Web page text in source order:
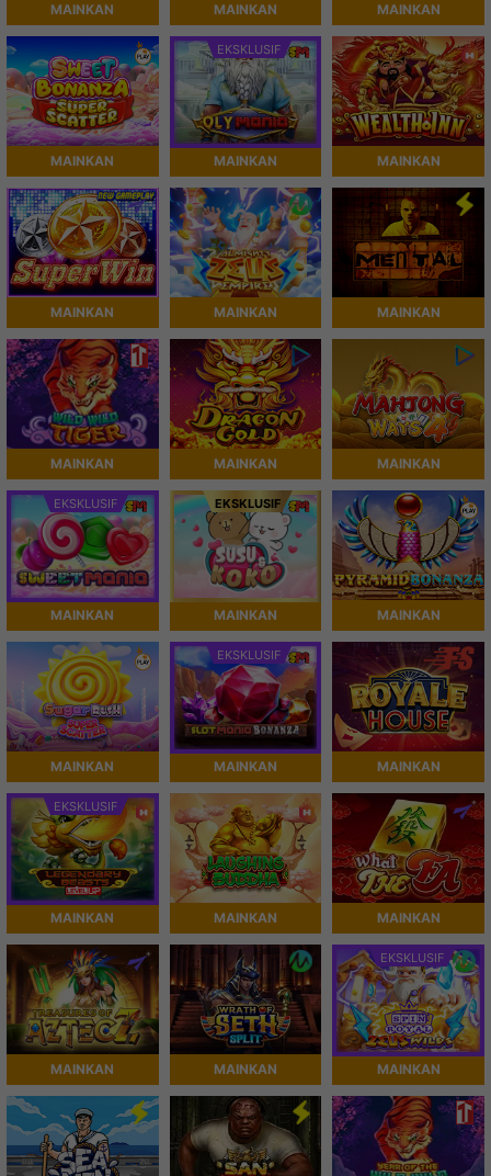
MAINKAN MAINKAN MAINKAN
MAINKAN
EKSKLUSIF
MAINKAN MAINKAN
MAINKAN MAINKAN MAINKAN
MAINKAN MAINKAN MAINKAN
EKSKLUSIF
MAINKAN
EKSKLUSIF
MAINKAN MAINKAN
MAINKAN
EKSKLUSIF
MAINKAN MAINKAN
EKSKLUSIF
MAINKAN MAINKAN MAINKAN
MAINKAN MAINKAN
EKSKLUSIF
MAINKAN